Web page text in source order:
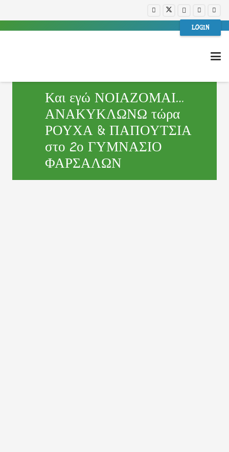
LOGIN
Και εγώ ΝΟΙΑΖΟΜΑΙ…
ΑΝΑΚΥΚΛΩΝΩ τώρα
ΡΟΥΧΑ & ΠΑΠΟΥΤΣΙΑ
στο 2ο ΓΥΜΝΑΣΙΟ
ΦΑΡΣΑΛΩΝ